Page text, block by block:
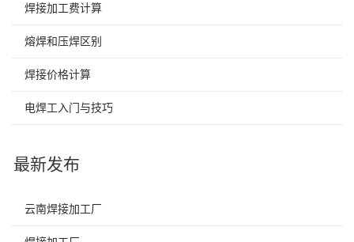
焊接加工费计算
熔焊和压焊区别
焊接价格计算
电焊工入门与技巧
最新发布
云南焊接加工厂